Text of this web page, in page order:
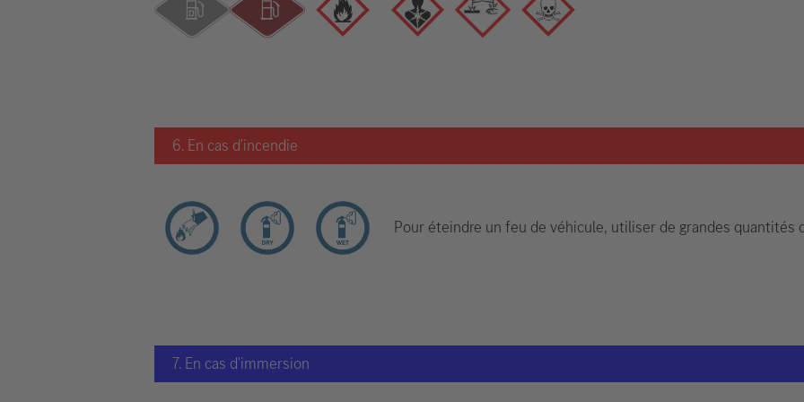
6. En cas d'incendie
Pour éteindre un feu de véhicule, utiliser de grandes quantités
7. En cas d'immersion